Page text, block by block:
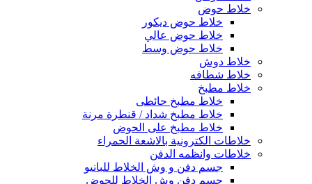
خلاط حوض
خلاط حوض ديكور
خلاط حوض عالي
خلاط حوض وسط
خلاط دوش
خلاط شطافه
خلاط مطبخ
خلاط مطبخ حائطى
خلاط مطبخ شداد / قنطرة مرنة
خلاط مطبخ على الحوض
خلاطات الكترونية بالاشعة الحمراء
خلاطات وانظمه الدفن
جسم دفن و وش الخلاط للبانيو
جسم دفن وش الخلاط للحوض